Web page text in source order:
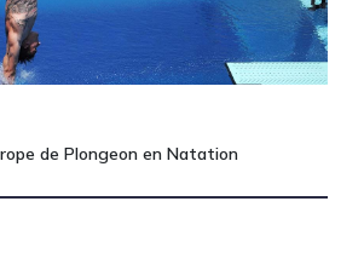
de Plongeon en Natation